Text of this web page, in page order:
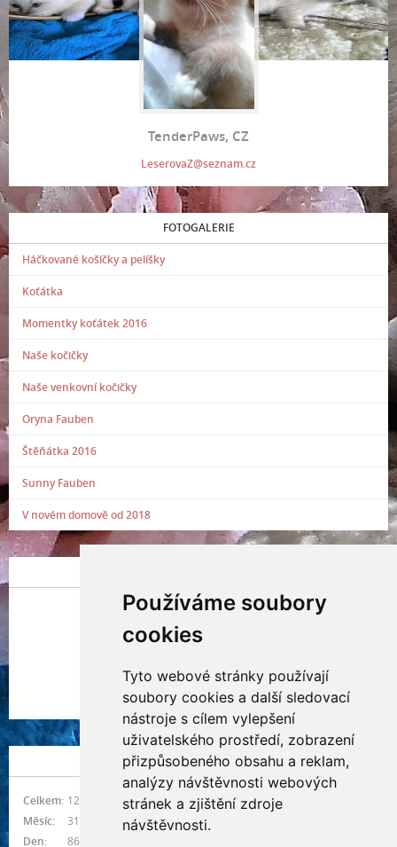
Používáme soubory
cookies
Tyto webové stránky používají
soubory cookies a další sledovací
nástroje s cílem vylepšení
uživatelského prostředí, zobrazení
přizpůsobeného obsahu a reklam,
analýzy návštěvnosti webových
stránek a zjištění zdroje
návštěvnosti.
TenderPaws, CZ
LeserovaZ@seznam.cz
FOTOGALERIE
Háčkované košíčky a pelíšky
Koťátka
Momentky koťátek 2016
Naše kočičky
Naše venkovní kočičky
Oryna Fauben
Štěňátka 2016
Sunny Fauben
V novém domově od 2018
Indianna Ryve
Nostra, CZ
NÁVŠTĚVNOST
Celkem: 1214529
Měsíc:
31344
Den:
864